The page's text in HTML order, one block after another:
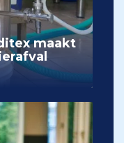
maakt